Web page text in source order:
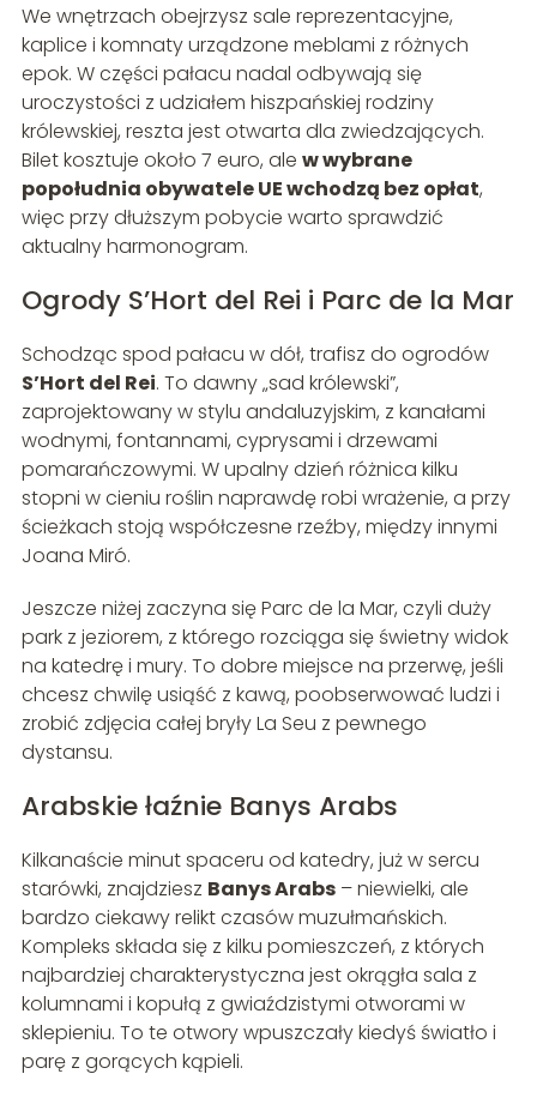
We wnętrzach obejrzysz sale reprezentacyjne,
kaplice i komnaty urządzone meblami z różnych
epok. W części pałacu nadal odbywają się
uroczystości z udziałem hiszpańskiej rodziny
królewskiej, reszta jest otwarta dla zwiedzających.
Bilet kosztuje około 7 euro, ale w wybrane
popołudnia obywatele UE wchodzą bez opłat,
więc przy dłuższym pobycie warto sprawdzić
aktualny harmonogram.
Ogrody S’Hort del Rei i Parc de la Mar
Schodząc spod pałacu w dół, trafisz do ogrodów
S’Hort del Rei. To dawny „sad królewski”,
zaprojektowany w stylu andaluzyjskim, z kanałami
wodnymi, fontannami, cyprysami i drzewami
pomarańczowymi. W upalny dzień różnica kilku
stopni w cieniu roślin naprawdę robi wrażenie, a przy
ścieżkach stoją współczesne rzeźby, między innymi
Joana Miró.
Jeszcze niżej zaczyna się Parc de la Mar, czyli duży
park z jeziorem, z którego rozciąga się świetny widok
na katedrę i mury. To dobre miejsce na przerwę, jeśli
chcesz chwilę usiąść z kawą, poobserwować ludzi i
zrobić zdjęcia całej bryły La Seu z pewnego
dystansu.
Arabskie łaźnie Banys Arabs
Kilkanaście minut spaceru od katedry, już w sercu
starówki, znajdziesz Banys Arabs– niewielki, ale
bardzo ciekawy relikt czasów muzułmańskich.
Kompleks składa się z kilku pomieszczeń, z których
najbardziej charakterystyczna jest okrągła sala z
kolumnami i kopułą z gwiaździstymi otworami w
sklepieniu. To te otwory wpuszczały kiedyś światło i
parę z gorących kąpieli.